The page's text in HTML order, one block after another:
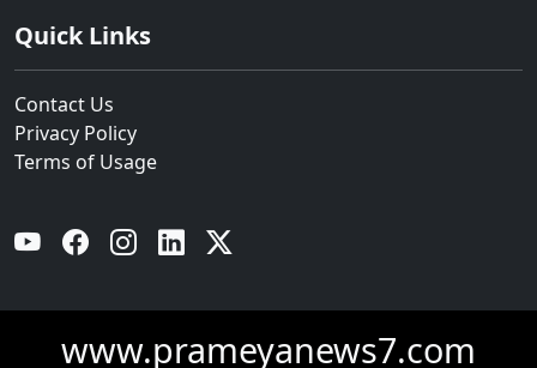
Quick Links
Contact Us
Privacy Policy
Terms of Usage
YouTube Facebook Instagram Linkedin
www.prameyanews7.com